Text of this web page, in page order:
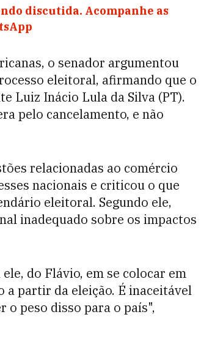
discutida. Acompanhe as
o senador argumentou
eleitoral, afirmando que o
Luiz Inácio Lula da Silva (PT).
pelo cancelamento, e não
relacionadas ao comércio
nacionais e criticou o que
eleitoral. Segundo ele,
inadequado sobre os impactos
do Flávio, em se colocar em
a partir da eleição. É inaceitável
o peso disso para o país",